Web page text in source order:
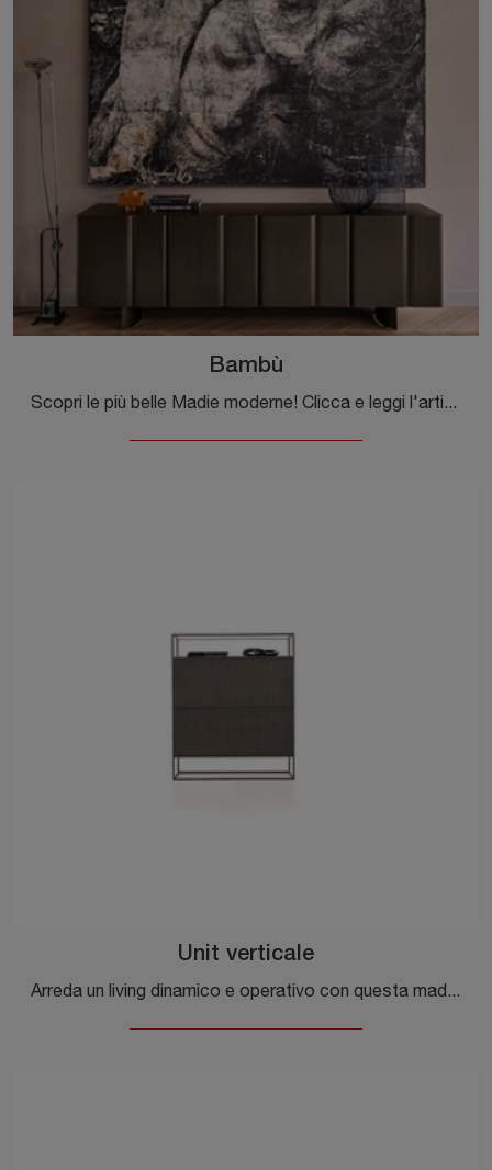
Bambù
Scopri le più belle Madie moderne! Clicca e leggi l'articolo: madia Bambù in laccato opaco, soluzione bella e funzionale.
Unit verticale
Arreda un living dinamico e operativo con questa madia Unit verticale di Ditre Italia: scopri le più belle Madie in MDF.